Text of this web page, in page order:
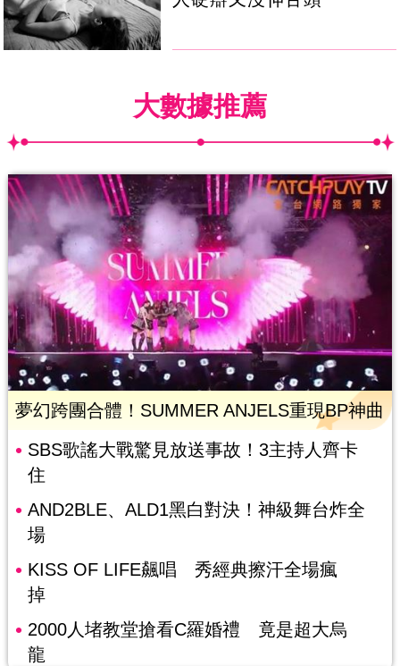
大數據推薦
夢幻跨團合體！SUMMER ANJELS重現BP神曲
SBS歌謠大戰驚見放送事故！3主持人齊卡
住
AND2BLE、ALD1黑白對決！神級舞台炸全
場
KISS OF LIFE飆唱 秀經典擦汗全場瘋
掉
2000人堵教堂搶看C羅婚禮 竟是超大烏
龍